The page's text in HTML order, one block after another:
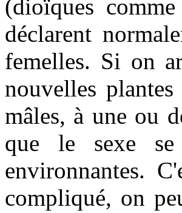
(dioïques
déclarent
femelles. Si on
nouvelles
mâles, à une ou
que le sexe se
environnantes.
compliqué, on